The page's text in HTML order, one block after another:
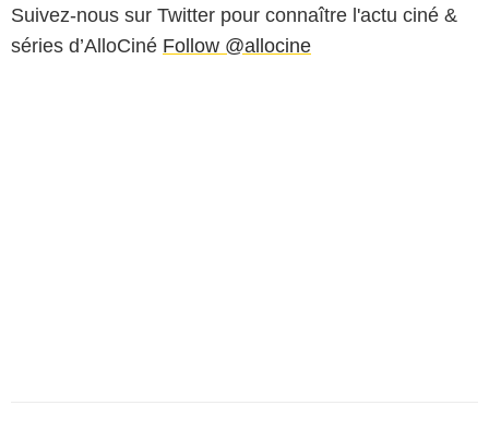
Suivez-nous sur Twitter pour connaître l'actu ciné &
séries d’AlloCiné Follow @allocine